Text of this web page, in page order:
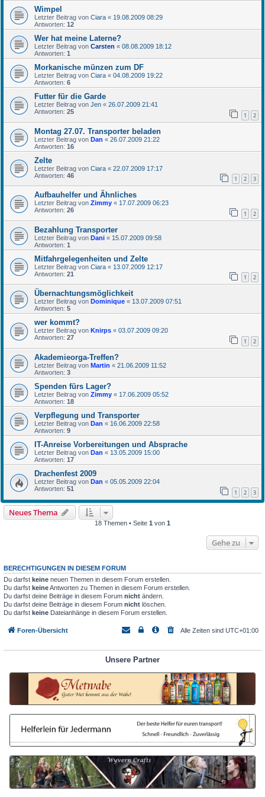
Wimpel
Letzter Beitrag von Ciara « 19.08.2009 08:29
Antworten: 12
Wer hat meine Laterne?
Letzter Beitrag von Carsten « 08.08.2009 18:12
Antworten: 1
Morkanische münzen zum DF
Letzter Beitrag von Ciara « 04.08.2009 19:22
Antworten: 6
Futter für die Garde
Letzter Beitrag von Jen « 26.07.2009 21:41
Antworten: 25 1 2
Montag 27.07. Transporter beladen
Letzter Beitrag von Dan « 26.07.2009 21:22
Antworten: 16
Zelte
Letzter Beitrag von Ciara « 22.07.2009 17:17
Antworten: 46 1 2 3
Aufbauhelfer und Ähnliches
Letzter Beitrag von Zimmy « 17.07.2009 06:23
Antworten: 26 1 2
Bezahlung Transporter
Letzter Beitrag von Dani « 15.07.2009 09:58
Antworten: 1
Mitfahrgelegenheiten und Zelte
Letzter Beitrag von Ciara « 13.07.2009 12:17
Antworten: 21 1 2
Übernachtungsmöglichkeit
Letzter Beitrag von Dominique « 13.07.2009 07:51
Antworten: 5
wer kommt?
Letzter Beitrag von Knirps « 03.07.2009 09:20
Antworten: 27 1 2
Akademieorga-Treffen?
Letzter Beitrag von Martin « 21.06.2009 11:52
Antworten: 3
Spenden fürs Lager?
Letzter Beitrag von Zimmy « 17.06.2009 05:52
Antworten: 18
Verpflegung und Transporter
Letzter Beitrag von Dan « 16.06.2009 22:58
Antworten: 9
IT-Anreise Vorbereitungen und Absprache
Letzter Beitrag von Dan « 13.05.2009 15:00
Antworten: 17
Drachenfest 2009
Letzter Beitrag von Dan « 05.05.2009 22:04
Antworten: 51 1 2 3
Neues Thema
18 Themen • Seite 1 von 1
Gehe zu
BERECHTIGUNGEN IN DIESEM FORUM
Du darfst keine neuen Themen in diesem Forum erstellen.
Du darfst keineAntworten zu Themen in diesem Forum erstellen.
Du darfst deine Beiträge in diesem Forum nicht ändern.
Du darfst deine Beiträge in diesem Forum nicht löschen.
Du darfst keine Dateianhänge in diesem Forum erstellen.
Foren-Übersicht Alle Zeiten sind UTC+01:00
Unsere Partner